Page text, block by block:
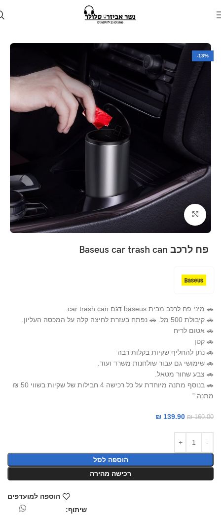
אביזרים לרכב
-13%
Click to enlarge
פח לרכב Baseus car trash can
🚗 מיני פח לרכב מבית baseus דגם car trash can.
🚗 קיבולת 500 מל. 🚗 נפתח בעזרת לחיצה קלה על המכסה העליון.
🚗 אטום לריח
🚗 קטן
🚗 נתן להחליף שקיות בקלות רבה
🚗 שימושי גם עבור שולחנות משרד ועוד.
🚗 צבע שחור מטאל.
🚗 בנוסף מתנה מיוחדת על כל רכישה 4 חבילות של שקיות בשווי 50 ₪
מתנה.”
₪160.00
₪ 139.90
הוספה לסל
רכישה מהירה
הוספה למועדפים
שיתוף: